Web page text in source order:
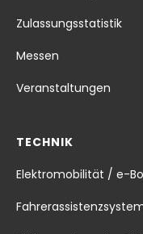
Zulassungsstatistik
Messen
Veranstaltungen
TECHNIK
Elektromobilität / e-